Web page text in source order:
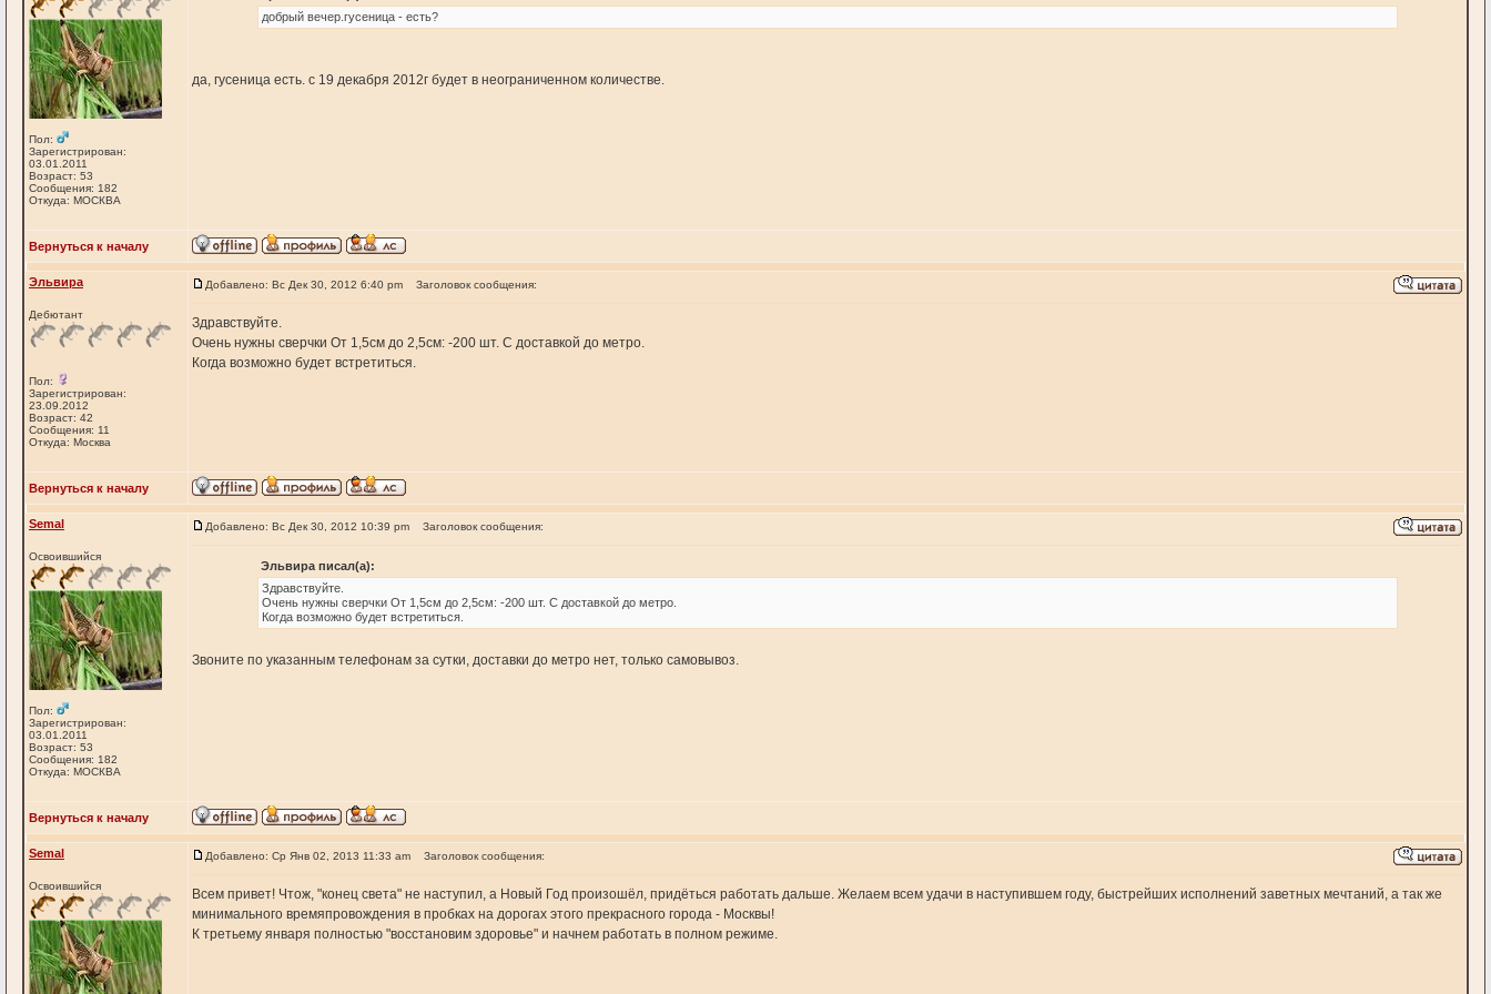
Пол:
Зарегистрирован:
03.01.2011
Возраст: 53
Сообщения: 182
Откуда: МОСКВА
добрый вечер.гусеница - есть?
да, гусеница есть. с 19 декабря 2012г будет в неограниченном количестве.
Вернуться к началу
Эльвира
Дебютант
Пол:
Зарегистрирован:
23.09.2012
Возраст: 42
Сообщения: 11
Откуда: Москва
Добавлено: Вс Дек 30, 2012 6:40 pm Заголовок сообщения:
Здравствуйте.
Очень нужны сверчки От 1,5см до 2,5см: -200 шт. С доставкой до метро.
Когда возможно будет встретиться.
Вернуться к началу
Semal
Освоившийся
Пол:
Зарегистрирован:
03.01.2011
Возраст: 53
Сообщения: 182
Откуда: МОСКВА
Добавлено: Вс Дек 30, 2012 10:39 pm Заголовок сообщения:
Эльвира писал(а):
Здравствуйте.
Очень нужны сверчки От 1,5см до 2,5см: -200 шт. С доставкой до метро.
Когда возможно будет встретиться.
Звоните по указанным телефонам за сутки, доставки до метро нет, только самовывоз.
Вернуться к началу
Semal
Освоившийся
Добавлено: Ср Янв 02, 2013 11:33 am Заголовок сообщения:
Всем привет! Чтож, "конец света" не наступил, а Новый Год произошёл, придёться работать дальше. Желаем всем удачи в наступившем году, быстрейших исполнений заветных мечтаний, а так же
минимального времяпровождения в пробках на дорогах этого прекрасного города - Москвы!
К третьему января полностью "восстановим здоровье" и начнем работать в полном режиме.